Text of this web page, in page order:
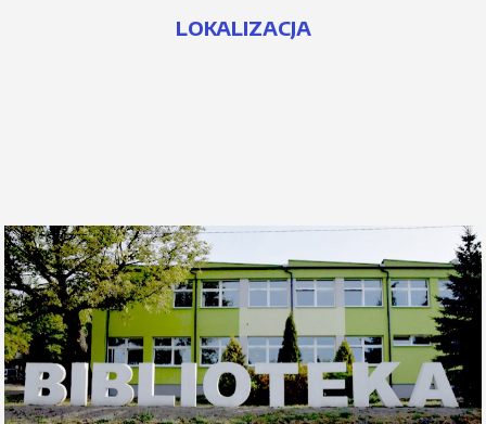
LOKALIZACJA